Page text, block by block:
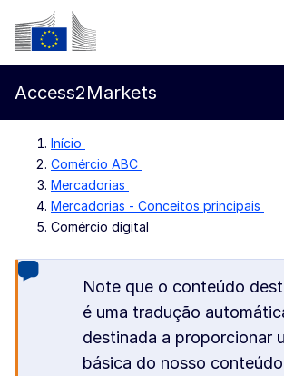
Ir para o conteúdo principal
Comissão Europeia
Access2Markets
Início
Comércio ABC
Mercadorias
Mercadorias - Conceitos principais
Comércio digital
Note que o conteúdo
é uma tradução
destinada a proporcionar
básica do nosso